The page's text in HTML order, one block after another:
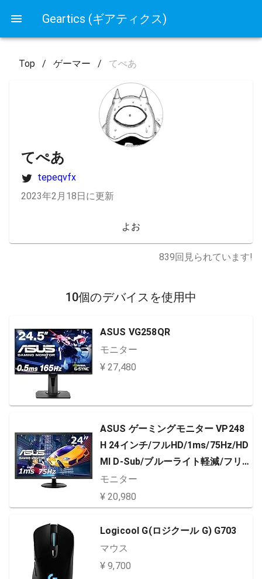
Geartics (ギアティクス)
Top / ゲーマー / てぺあ
てぺあ
tepeqvfx
2023年2月18日に更新
よお
839回見られています!
10個のデバイスを使用中
ASUS VG258QR
モニター
¥ 27,480
ASUS ゲーミングモニター VP248
H 24インチ/フルHD/1ms/75Hz/HD
MI D-Sub/ブルーライト軽減/フリ
ッカーフリー/VESA対応/スピーカ
ー/3年保証
モニター
¥ 20,980
Logicool G(ロジクール G) G703
マウス
¥ 9,700